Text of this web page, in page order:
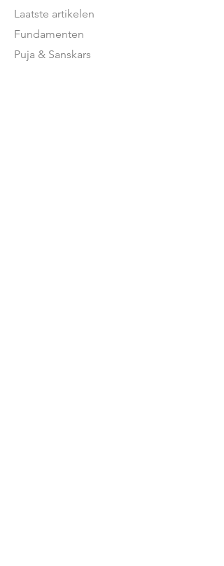
Laatste artikelen
Fundamenten
Puja & Sanskars